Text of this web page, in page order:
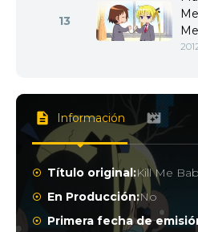
13
Información
Título original:Kill Me
En Producción:No
Primera fecha de